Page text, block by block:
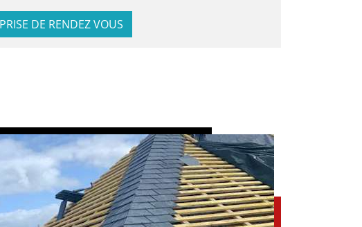
PRISE DE RENDEZ VOUS